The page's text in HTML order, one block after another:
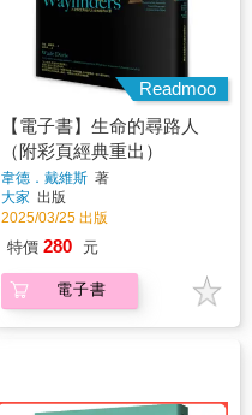
Readmoo
【電子書】生命的尋路人
（附彩頁經典重出）
韋德．戴維斯 著
大家 出版
2025/03/25 出版
特價 280 元
電子書